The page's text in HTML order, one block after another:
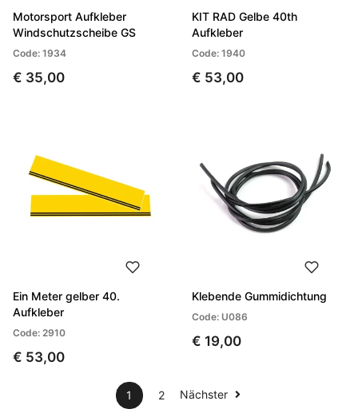
Motorsport Aufkleber
Windschutzscheibe GS
Code: 1934
€ 35,00
KIT RAD Gelbe 40th
Aufkleber
Code: 1940
€ 53,00
Ein Meter gelber 40.
Aufkleber
Code: 2910
€ 53,00
Klebende Gummidichtung
Code: U086
€ 19,00
1 2 Nächster